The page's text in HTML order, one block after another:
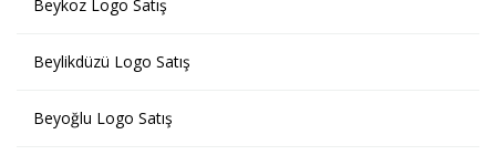
Beykoz Logo Satış
Beylikdüzü Logo Satış
Beyoğlu Logo Satış